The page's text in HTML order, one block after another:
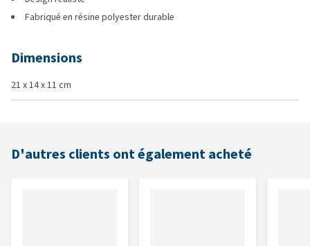
Fabriqué en résine polyester durable
Dimensions
21 x 14 x 11 cm
D'autres clients ont également acheté